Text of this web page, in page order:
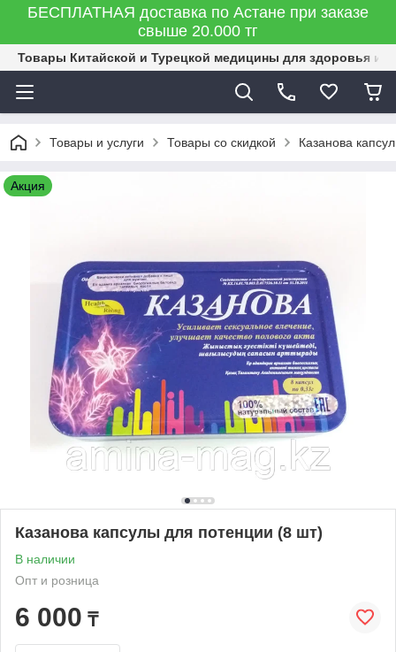
БЕСПЛАТНАЯ доставка по Астане при заказе
свыше 20.000 тг
Товары Китайской и Турецкой медицины для здоровья и
Товары и услуги Товары со скидкой Казанова
Акция
Казанова капсулы для потенции (8 шт)
В наличии
Опт и розница
6 000 ₸